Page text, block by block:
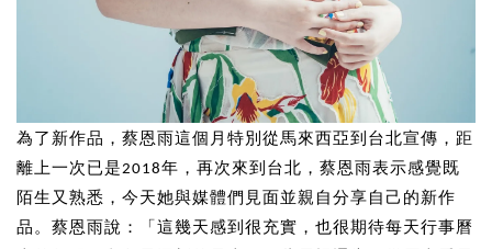
為了新作品，蔡恩雨這個月特別從馬來西亞到台北宣傳，距
離上一次已是2018年，再次來到台北，蔡恩雨表示感覺既
陌生又熟悉，今天她與媒體們見面並親自分享自己的新作
品。蔡恩雨說：「這幾天感到很充實，也很期待每天行事曆